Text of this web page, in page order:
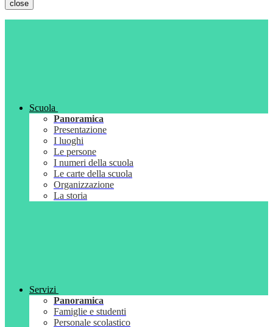
close
Scuola
Panoramica
Presentazione
I luoghi
Le persone
I numeri della scuola
Le carte della scuola
Organizzazione
La storia
Servizi
Panoramica
Famiglie e studenti
Personale scolastico